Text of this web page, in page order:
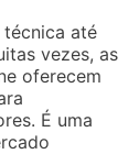
até
vezes, as
oferecem
É uma